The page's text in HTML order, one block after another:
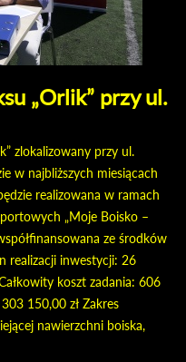
„Orlik” przy ul.
zlokalizowany przy ul.
w najbliższych miesiącach
realizowana w ramach
„Moje Boisko –
ze środków
realizacji inwestycji: 26
koszt zadania: 606
150,00 zł Zakres
nawierzchni boiska,